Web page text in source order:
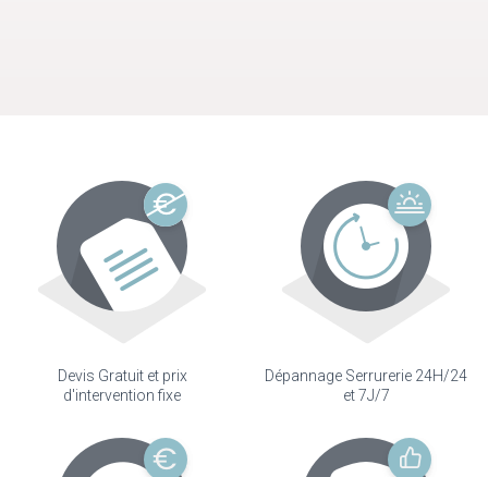
Devis Gratuit et prix
d'intervention fixe
Dépannage Serrurerie 24H/24
et 7J/7